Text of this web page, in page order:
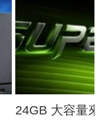
24GB 大容量